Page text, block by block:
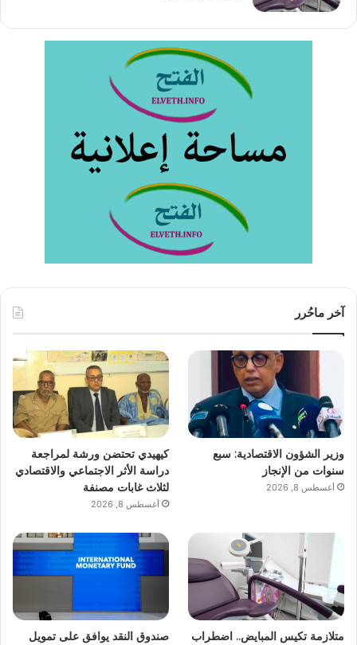
آخر ماحُرر
وزير الشؤون الاقتصادية: سبع
سنوات من الإنجاز
أغسطس 8, 2026
كيهيدي تحتضن ورشة لمراجعة
دراسة الأثر الاجتماعي والاقتصادي
لثلاث غابات مصنفة
أغسطس 8, 2026
متلازمة تكيس المبايض.. اضطراب
صندوق النقد يوافق على تمويل